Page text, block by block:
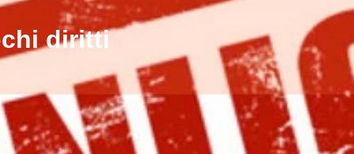
diritti
Contenuto Recensioni